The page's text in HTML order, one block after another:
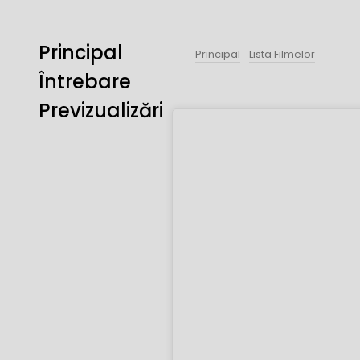
Principal
Întrebare
Previzualizări
Principal Lista Filmelor